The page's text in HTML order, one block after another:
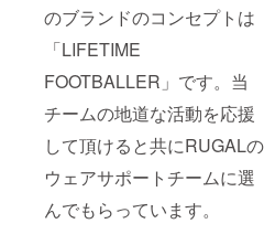
のブランドのコンセプトは
「LIFETIME
FOOTBALLER」です。当
チームの地道な活動を応援
して頂けると共にRUGALの
ウェアサポートチームに選
んでもらっています。